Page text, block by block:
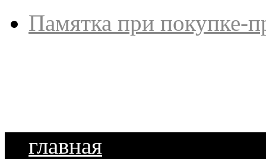
Памятка при покупке-
главная